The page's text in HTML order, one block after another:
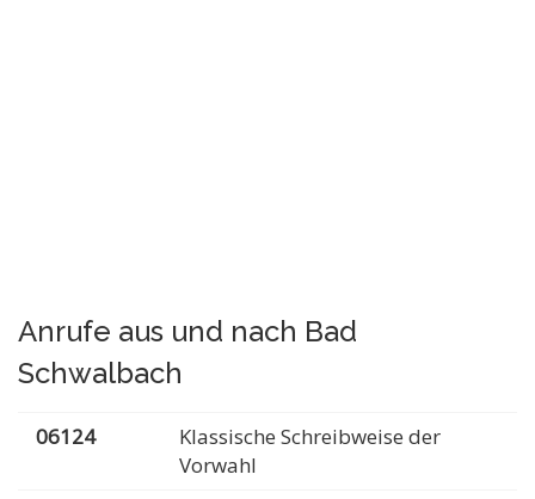
Anrufe aus und nach Bad
Schwalbach
06124
Klassische Schreibweise der
Vorwahl